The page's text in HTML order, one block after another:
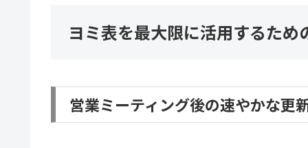
ヨミ表を最大限に活用するため
営業ミーティング後の速やかな更